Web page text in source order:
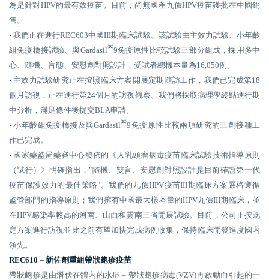
為是針對HPV的最有效疫苗。目前，尚無國產九價HPV疫苗獲批在中國銷
售。
· 我們正在進行REC603中國III期臨床試驗。該試驗由主效力試驗、小年齡
組免疫橋接試驗、與Gardasil®9免疫原性比較試驗三部分組成，採用多中
心、隨機、盲態、安慰劑對照設計，受試者總樣本量為16,050例。
· 主效力試驗研究正在按照臨床方案開展定期隨訪工作，我們已完成第18
個月訪視，正在進行第24個月的訪視觀察。我們將採取病理學終點進行期
中分析，滿足條件後提交BLA申請。
· 小年齡組免疫橋接及與Gardasil®9免疫原性比較兩項研究的三劑接種工
作已完成。
· 國家藥監局藥審中心發佈的《人乳頭瘤病毒疫苗臨床試驗技術指導原則
（試行）》明確指出，"隨機、雙盲、安慰劑對照設計是目前確證第一代
疫苗保護效力的最佳策略"。我們的九價HPV疫苗III期臨床方案嚴格遵循
監管部門的指導原則；我們擁有中國最大樣本量的HPV九價III期臨床，並
在HPV感染率較高的河南、山西和雲南三省開展試驗。目前，公司正按既
定方案進行訪視並比之前有望加快完成病例收集，保持臨床開發進度國內
領先。
REC610－新佐劑重組帶狀皰疹疫苗
帶狀皰疹是由潛伏在體內的水痘－帶狀皰疹病毒(VZV)再啟動而引起的一